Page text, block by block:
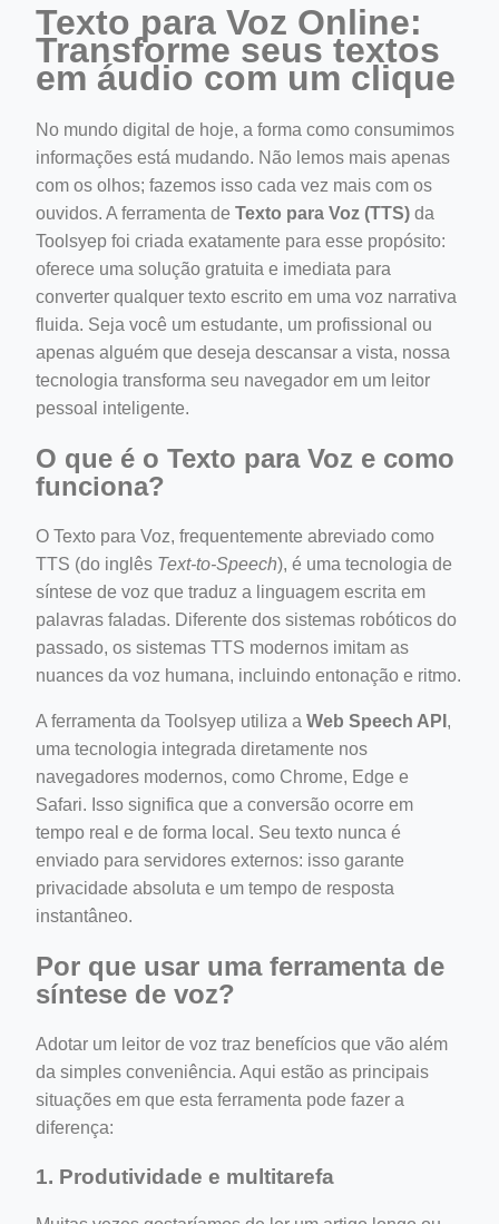
crew-neck-navy-blue/
feed-calculator
Texto para Voz Online:
Transforme seus textos
em áudio com um clique
No mundo digital de hoje, a forma como consumimos
informações está mudando. Não lemos mais apenas
com os olhos; fazemos isso cada vez mais com os
ouvidos. A ferramenta de Texto para Voz (TTS) da
Toolsyep foi criada exatamente para esse propósito:
oferece uma solução gratuita e imediata para
converter qualquer texto escrito em uma voz narrativa
fluida. Seja você um estudante, um profissional ou
apenas alguém que deseja descansar a vista, nossa
tecnologia transforma seu navegador em um leitor
pessoal inteligente.
O que é o Texto para Voz e como
funciona?
O Texto para Voz, frequentemente abreviado como
TTS (do inglês Text-to-Speech), é uma tecnologia de
síntese de voz que traduz a linguagem escrita em
palavras faladas. Diferente dos sistemas robóticos do
passado, os sistemas TTS modernos imitam as
nuances da voz humana, incluindo entonação e ritmo.
A ferramenta da Toolsyep utiliza a Web Speech API ,
uma tecnologia integrada diretamente nos
navegadores modernos, como Chrome, Edge e
Safari. Isso significa que a conversão ocorre em
tempo real e de forma local. Seu texto nunca é
enviado para servidores externos: isso garante
privacidade absoluta e um tempo de resposta
instantâneo.
Por que usar uma ferramenta de
síntese de voz?
Adotar um leitor de voz traz benefícios que vão além
da simples conveniência. Aqui estão as principais
situações em que esta ferramenta pode fazer a
diferença:
1. Produtividade e multitarefa